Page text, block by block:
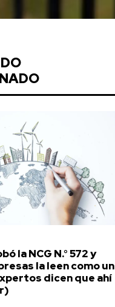
la NCG N.° 572 y
la leen como un
dicen que ahí